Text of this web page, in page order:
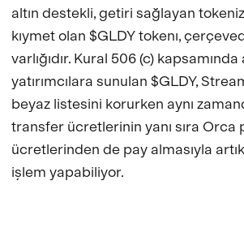
altın destekli, getiri sağlayan
kıymet olan $GLDY tokenı,
varlığıdır. Kural 506 (c)
yatırımcılara sunulan $GLDY,
beyaz listesini korurken aynı
transfer ücretlerinin yanı sıra Orca
ücretlerinden de pay almasıyla
işlem yapabiliyor.